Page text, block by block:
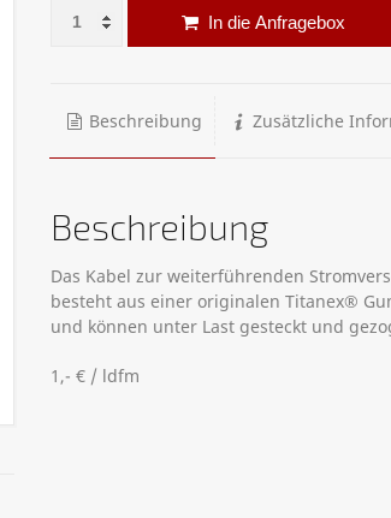
Neutrik TRUE1 - 5 STAR TCON L 1000
In die Anfragebox
Beschreibung Zusätzliche
Beschreibung
Das Kabel zur weiterführenden
besteht aus einer originalen Titanex®
und können unter Last gesteckt und
1,- € / ldfm